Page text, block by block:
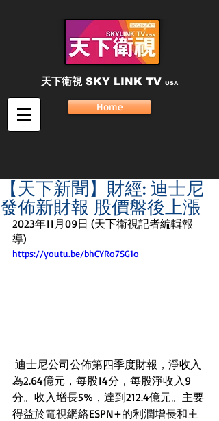
天下衛視 SKY LINK TV USA
Home
【天下新聞】財經: 迪士尼
發佈新財報 股價盤後上漲
2023年11月09日 (天下衛視記者編輯報
導)
https://youtu.be/bhCYRo7SG1o
為2.64億元，每股14分，每股淨收入9
分。收入增長5%，達到212.4億元。主要
得益於電視網絡ESPN+的利潤增長和主